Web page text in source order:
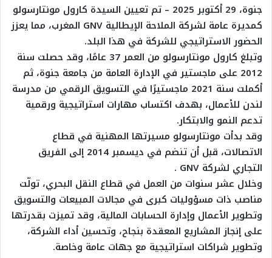
جنوة، 29 أكتوبر 2025 – تم تعيين السيدة كارول مونتارسولو
كمديرة عامة لشركة الملاحة الإيطالية GNV المغرب، مما يعزز
الحضور الاستراتيجي للشركة في هذا البلد.
وتبلغ كارول مونتارسولو من العمر 37 عامًا، وقد حصلت سنة
2012 على ماجستير في الإدارة العامة من جامعة جنوة، ثم
أكملت سنة 2021 ماجستيرًا في التسويق الرقمي من مدرسة
لندن للأعمال، بهدف اكتساب مهارات استراتيجية ورقمية
تدعم النمو والابتكار.
وقد بدأت مونتارسولو مسيرتها المهنية في قطاع
الاتصالات، قبل أن تنضم في ديسمبر 2014 إلى الفريق
التجاري لشركة GNV .
وخلال عشر سنوات من العمل في قطاع النقل البحري، تولّت
مناصب ذات مسؤوليات كبرى في مجالات المبيعات والتسويق
وتطوير الأعمال وإدارة الحسابات المالية، وقد تميزت بقدرتها
على إنجاز المشاريع المعقدة بنجاح، وتحسين أداء الشركة،
وتطوير شراكات استراتيجية مع جهات عامة وخاصة.